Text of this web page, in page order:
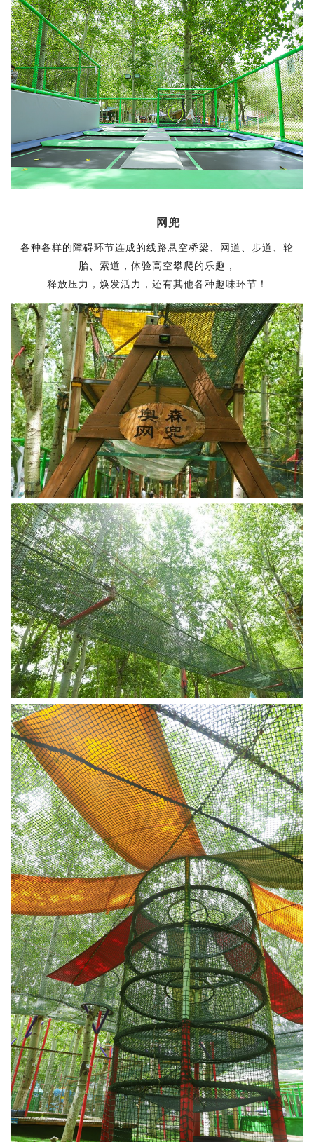
网兜
各种各样的障碍环节连成的线路悬空桥梁、网道、步道、轮
胎、索道，体验高空攀爬的乐趣，
释放压力，焕发活力，还有其他各种趣味环节！